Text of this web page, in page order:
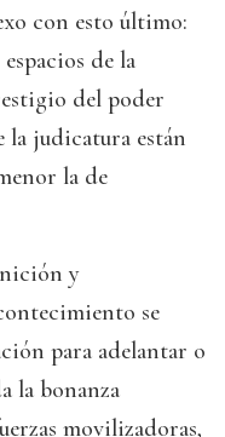
con esto último:
de la
del poder
la judicatura están
la de
y
se
para adelantar o
la bonanza
movilizadoras,